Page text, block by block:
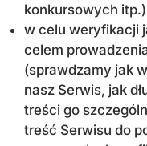
konkursowych itp.)
w celu weryfikacji
celem
(sprawdzamy jak
nasz Serwis, jak
treści go
treść Serwisu do